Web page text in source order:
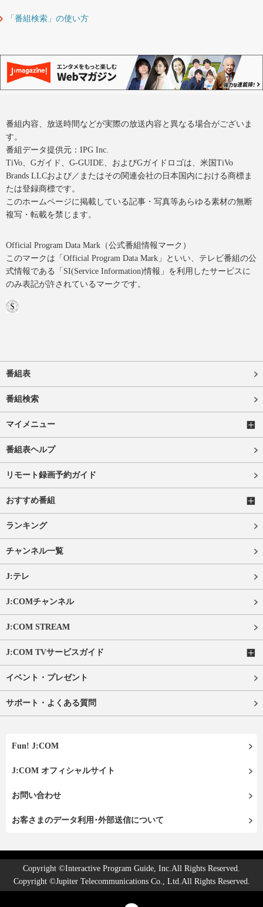
「番組検索」の使い方
番組内容、放送時間などが実際の放送内容と異なる場合がございま
す。
番組データ提供元：IPG Inc.
TiVo、Gガイド、G-GUIDE、およびGガイドロゴは、米国TiVo
Brands LLCおよび／またはその関連会社の日本国内における商標ま
たは登録商標です。
このホームページに掲載している記事・写真等あらゆる素材の無断
複写・転載を禁じます。
Official Program Data Mark（公式番組情報マーク）
このマークは「Official Program Data Mark」といい、テレビ番組の公
式情報である「SI(Service Information)情報」を利用したサービスに
のみ表記が許されているマークです。
番組表
番組検索
マイメニュー
番組表ヘルプ
リモート録画予約ガイド
おすすめ番組
ランキング
チャンネル一覧
J:テレ
J:COMチャンネル
J:COM STREAM
J:COM TVサービスガイド
イベント・プレゼント
サポート・よくある質問
Fun! J:COM
J:COM オフィシャルサイト
お問い合わせ
お客さまのデータ利用･外部送信について
Copyright ©Interactive Program Guide, Inc.All Rights Reserved.
Copyright ©Jupiter Telecommunications Co., Ltd.All Rights Reserved.